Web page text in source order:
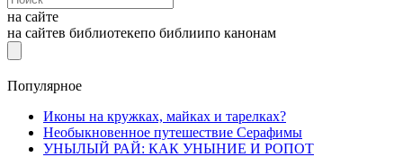
на сайте
на сайтев библиотекепо библиипо канонам
Популярное
Иконы на кружках, майках и тарелках?
Необыкновенное путешествие Серафимы
УНЫЛЫЙ РАЙ: КАК УНЫНИЕ И РОПОТ